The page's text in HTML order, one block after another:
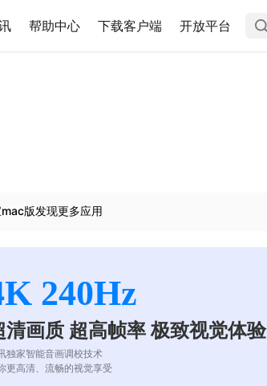
帮助中心 下载客户端 开放平台
版发现更多应用
240Hz
清画质 超高帧率 极致视觉体验
独家智能音画调校技术
更高清、流畅的视觉享受